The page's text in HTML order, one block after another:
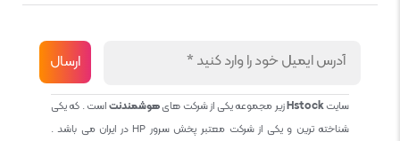
سایتHstockزیر مجموعه یکی از شرکت هایهوشمندنتاست . که یکی
شناخته ترین و یکی از شرکت معتبر پخش سرور HP در ایران می باشد .